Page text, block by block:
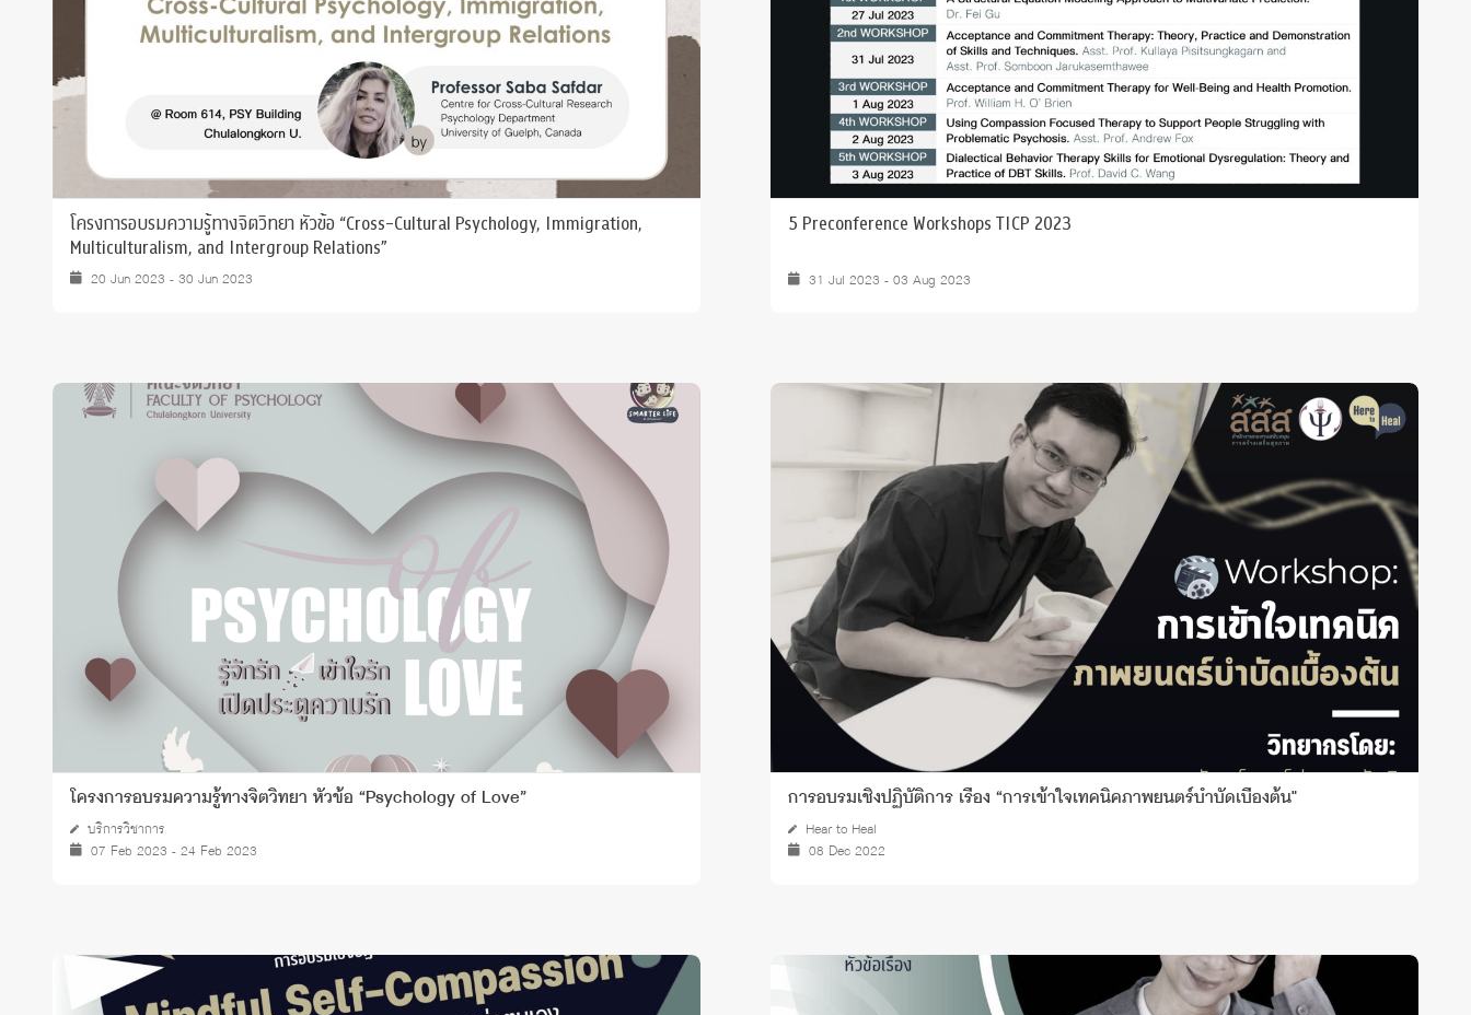
โครงการอบรมความรู้ทางจิตวิทยา หัวข้อ “Cross-Cultural Psychology, Immigration,
Multiculturalism, and Intergroup Relations”
20 Jun 2023 - 30 Jun 2023
5 Preconference Workshops TICP 2023
31 Jul 2023 - 03 Aug 2023
โครงการอบรมความรู้ทางจิตวิทยา หัวข้อ “Psychology of Love”
บริการวิชาการ
07 Feb 2023 - 24 Feb 2023
การอบรมเชิงปฏิบัติการ เรื่อง “การเข้าใจเทคนิคภาพยนตร์บำบัดเบื้องต้น"
Hear to Heal
08 Dec 2022